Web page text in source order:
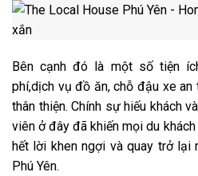
Bên cạnh đó là một số tiện
phí,dịch vụ đồ ăn, chỗ đậu xe an
thân thiện. Chính sự hiếu khách
viên ở đây đã khiến mọi du
hết lời khen ngợi và quay trở lại
Phú Yên.